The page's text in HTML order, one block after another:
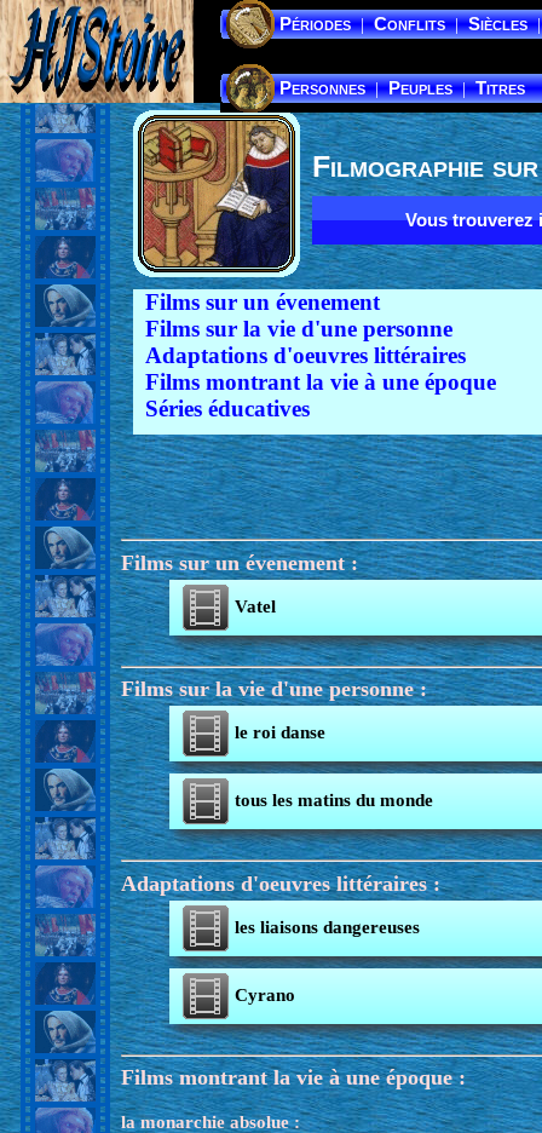
Périodes | Conflits | Siècles |
Personnes | Peuples | Titres
Filmographie
Vous trouverez
Films sur un évenement
Films sur la vie d'une personne
Adaptations d'oeuvres littéraires
Films montrant la vie à une époque
Séries éducatives
Films sur un évenement :
Vatel
Films sur la vie d'une personne :
le roi danse
tous les matins du monde
Adaptations d'oeuvres littéraires :
les liaisons dangereuses
Cyrano
Films montrant la vie à une époque :
la monarchie absolue :